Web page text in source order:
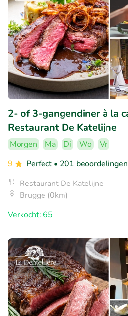
2- of 3-gangendiner à la
Restaurant De Katelijne
Morgen Ma Di Wo
Vr
9
Perfect • 201 beoordelingen
Restaurant De Katelijne
Brugge (0km)
Verkocht: 65